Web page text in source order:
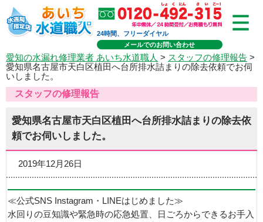
24時間、フリーダイヤル
メールでのお問い合わせ
愛知の水漏れ修理業者 あいち水道職人 > スタッフの修理報告 >
愛知県名古屋市天白区植田へ台所排水詰まりの除去依頼でお伺
いしました。
スタッフの修理報告
愛知県名古屋市天白区植田へ台所排水詰まりの除去依
頼でお伺いしました。
2019年12月26日
≪公式SNS Instagram・LINEはじめました≫
水回りの豆知識や緊急時の応急処置、日ごろからできるお手入